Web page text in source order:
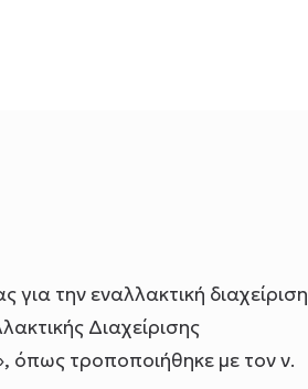
την εναλλακτική διαχείριση
Διαχείρισης
όπως τροποποιήθηκε με τον ν.